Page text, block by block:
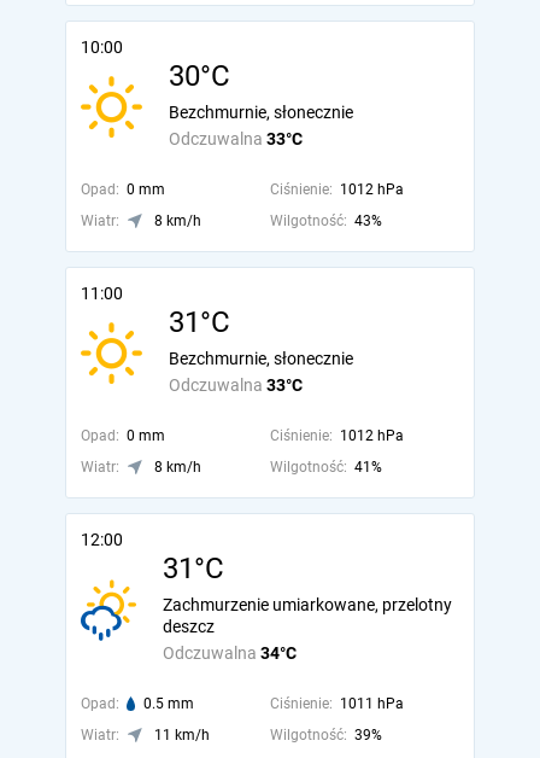
10:00
30°C
Odczuwalna 33°C
Bezchmurnie, słonecznie
Opad: 0 mm Ciśnienie: 1012 hPa
Wiatr:
8 km/h Wilgotność: 43%
11:00
31°C
Odczuwalna 33°C
Bezchmurnie, słonecznie
Opad: 0 mm Ciśnienie: 1012 hPa
Wiatr:
8 km/h Wilgotność: 41%
12:00
31°C
Odczuwalna 34°C
Zachmurzenie umiarkowane, przelotny
deszcz
Opad: 0.5 mm Ciśnienie: 1011 hPa
Wiatr:
11 km/h Wilgotność: 39%